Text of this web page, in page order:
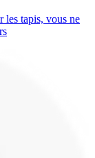
les tapis, vous ne